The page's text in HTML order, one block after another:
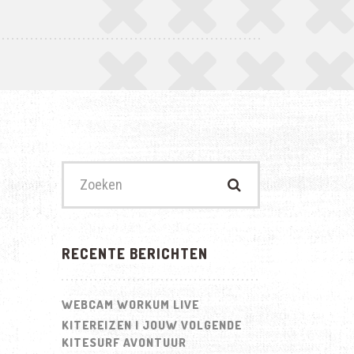
naar:
RECENTE BERICHTEN
WEBCAM WORKUM LIVE
KITEREIZEN | JOUW VOLGENDE
KITESURF AVONTUUR